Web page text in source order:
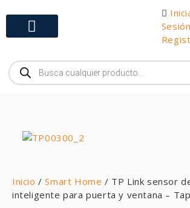
Inicio /Smart Home / TP Link sensor
inteligente para puerta y ventana –